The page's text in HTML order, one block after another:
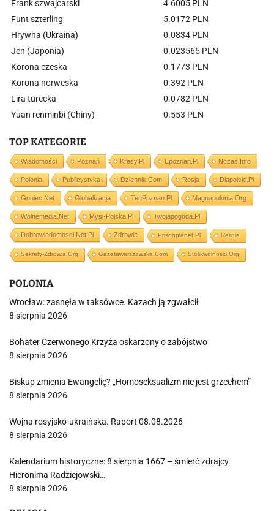
Frank szwajcarski
4.6005 PLN
Funt szterling
5.0172 PLN
Hrywna (Ukraina)
0.0834 PLN
Jen (Japonia)
0.023565 PLN
Korona czeska
0.1773 PLN
Korona norweska
0.392 PLN
Lira turecka
0.0782 PLN
Yuan renminbi (Chiny)
0.553 PLN
TOP KATEGORIE
Wiadomości Poznań Kresy.pl Epoznan.pl Nczas.info
Polonia Publicystyka Dziennik.com Rosja Dlapolski.pl
Goniec.net Globalizacja TenPoznan.pl Magnapolonia.org
Wolnemedia.net Mysl-Polska.pl Twojapogoda.pl
Dobrewiadomosci.net.pl Zdrowie Prisonplanet.pl Religia
Sekrety-Zdrowia.org Gazetawarszawska.com Stolikwolnosci.org
POLONIA
Wrocław: zasnęła w taksówce. Kazach ją zgwałcił
8 sierpnia 2026
Bohater Czerwonego Krzyża oskarżony o zabójstwo
8 sierpnia 2026
Biskup zmienia Ewangelię? „Homoseksualizm nie jest grzechem”
8 sierpnia 2026
Wojna rosyjsko-ukraińska. Raport 08.08.2026
8 sierpnia 2026
Kalendarium historyczne: 8 sierpnia 1667 – śmierć zdrajcy
Hieronima Radziejowski…
8 sierpnia 2026